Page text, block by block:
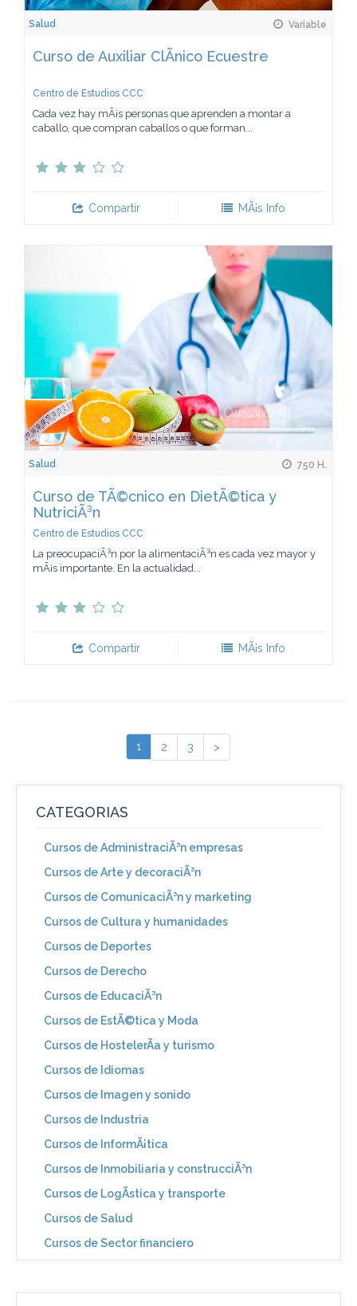
Salud Variable
Curso de Auxiliar ClÃ­nico Ecuestre
Centro de Estudios CCC
Cada vez hay mÃ¡s personas que aprenden a montar a
caballo, que compran caballos o que forman...
Compartir MÃ¡s Info
Salud 750 H.
Curso de TÃ©cnico en DietÃ©tica y
NutriciÃ³n
Centro de Estudios CCC
La preocupaciÃ³n por la alimentaciÃ³n es cada vez mayor y
mÃ¡s importante. En la actualidad...
Compartir MÃ¡s Info
1 2 3 >
CATEGORIAS
Cursos de AdministraciÃ³n empresas
Cursos de Arte y decoraciÃ³n
Cursos de ComunicaciÃ³n y marketing
Cursos de Cultura y humanidades
Cursos de Deportes
Cursos de Derecho
Cursos de EducaciÃ³n
Cursos de EstÃ©tica y Moda
Cursos de HostelerÃ­a y turismo
Cursos de Idiomas
Cursos de Imagen y sonido
Cursos de Industria
Cursos de InformÃ¡tica
Cursos de Inmobiliaria y construcciÃ³n
Cursos de LogÃ­stica y transporte
Cursos de Salud
Cursos de Sector financiero